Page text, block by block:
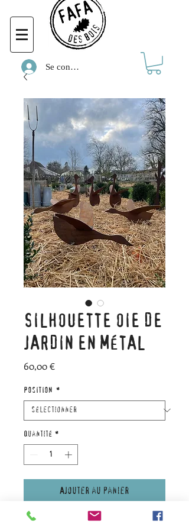
Se connecter
SILHOUETTE OIE DE
JARDIN EN MÉTAL
60,00 €Prix
POSITION *
Quantité *
Ajouter au panier
Silhouette d'oie en métal rouillé